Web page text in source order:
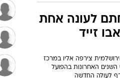
לעונה אחת
זייד
צירפה אליו במרכז
ששיחק בשלוש השנים האחרונות בהפועל
לעולה החדשה